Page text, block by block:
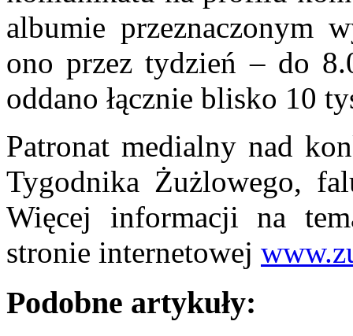
albumie przeznaczonym
ono przez tydzień – do
oddano łącznie blisko 10
Patronat medialny nad
Tygodnika Żużlowego,
Więcej informacji na
stronie internetowej
Podobne artykuły: